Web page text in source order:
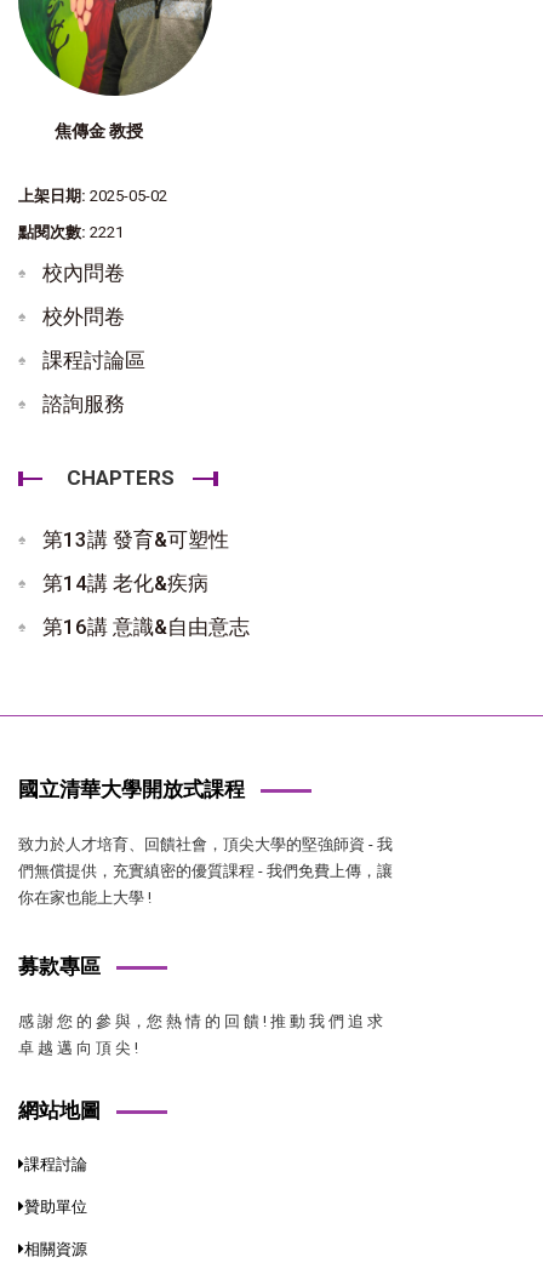
焦傳金 教授
上架日期: 2025-05-02
點閱次數: 2221
校內問卷
校外問卷
課程討論區
諮詢服務
CHAPTERS
第13講 發育&可塑性
第14講 老化&疾病
第16講 意識&自由意志
國立清華大學開放式課程
致力於人才培育、回饋社會，頂尖大學的堅強師資 - 我
們無償提供，充實縝密的優質課程 - 我們免費上傳，讓
你在家也能上大學 !
募款專區
感 謝 您 的 參 與，您 熱 情 的 回 饋 ! 推 動 我 們 追 求
卓 越 邁 向 頂 尖 !
網站地圖
課程討論
贊助單位
相關資源